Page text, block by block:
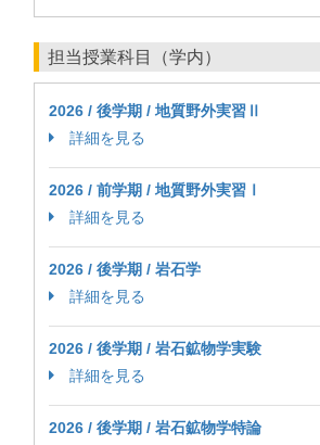
担当授業科目（学内）
2026 / 後学期 / 地質野外実習Ⅱ
詳細を見る
2026 / 前学期 / 地質野外実習Ⅰ
詳細を見る
2026 / 後学期 / 岩石学
詳細を見る
2026 / 後学期 / 岩石鉱物学実験
詳細を見る
2026 / 後学期 / 岩石鉱物学特論